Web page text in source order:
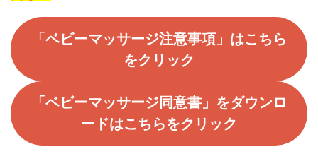
「ベビーマッサージ注意事項」はこちら
をクリック
「ベビーマッサージ同意書」をダウンロ
ードはこちらをクリック